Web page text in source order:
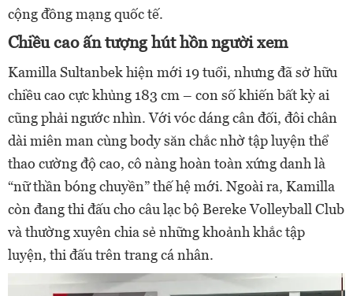
cộng đồng mạng quốc tế.
Chiều cao ấn tượng hút hồn người xem
Kamilla Sultanbek hiện mới 19 tuổi, nhưng đã sở hữu
chiều cao cực khủng 183 cm – con số khiến bất kỳ ai
cũng phải ngước nhìn. Với vóc dáng cân đối, đôi chân
dài miên man cùng body săn chắc nhờ tập luyện thể
thao cường độ cao, cô nàng hoàn toàn xứng danh là
“nữ thần bóng chuyền” thế hệ mới. Ngoài ra, Kamilla
còn đang thi đấu cho câu lạc bộ Bereke Volleyball Club
và thường xuyên chia sẻ những khoảnh khắc tập
luyện, thi đấu trên trang cá nhân.